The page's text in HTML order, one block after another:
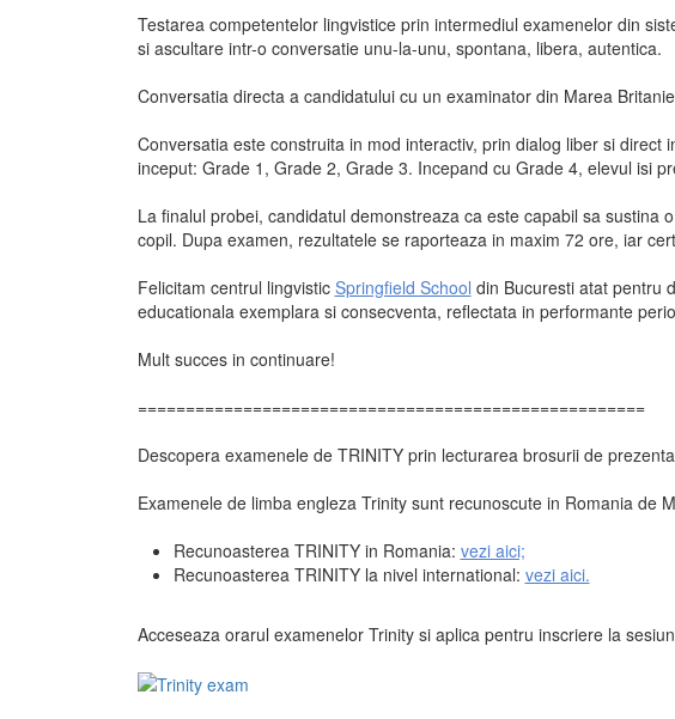
Testarea competentelor lingvistice prin intermediul examenelor din
si ascultare intr-o conversatie unu-la-unu, spontana, libera, autentica.
Conversatia directa a candidatului cu un examinator din Marea
Conversatia este construita in mod interactiv, prin dialog liber si
inceput: Grade 1, Grade 2, Grade 3. Incepand cu Grade 4, elevul isi
La finalul probei, candidatul demonstreaza ca este capabil sa
copil. Dupa examen, rezultatele se raporteaza in maxim 72 ore, iar
Felicitam centrul lingvistic Springfield School din Bucuresti atat pentru
educationala exemplara si consecventa, reflectata in performante
Mult succes in continuare!
=====================================================
Descopera examenele de TRINITY prin lecturarea brosurii de
Examenele de limba engleza Trinity sunt recunoscute in Romania de
Recunoasterea TRINITY in Romania: vezi aici;
Recunoasterea TRINITY la nivel international: vezi aici.
Acceseaza orarul examenelor Trinity si aplica pentru inscriere la